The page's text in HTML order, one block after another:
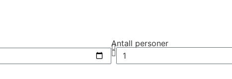
Antall personer